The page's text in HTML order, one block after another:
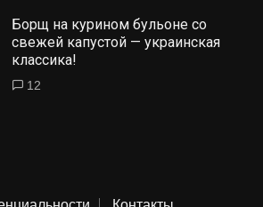
Борщ на курином бульоне со
свежей капустой — украинская
классика!
12